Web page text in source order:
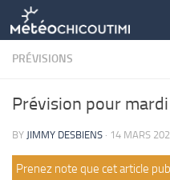
Skip to content
PRÉVISIONS
Prévision pour
BY JIMMY DESBIENS · 14 MARS
Prenez note que cet article